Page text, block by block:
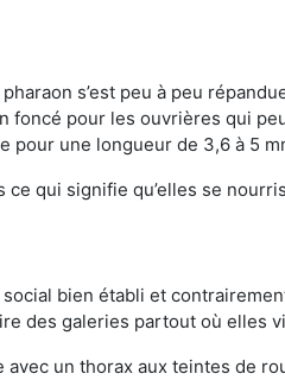
s’est peu à peu
foncé pour les ouvrières qui
pour une longueur de 3,6 à 5
qui signifie qu’elles se
bien établi et
des galeries partout où elles
un thorax aux teintes de